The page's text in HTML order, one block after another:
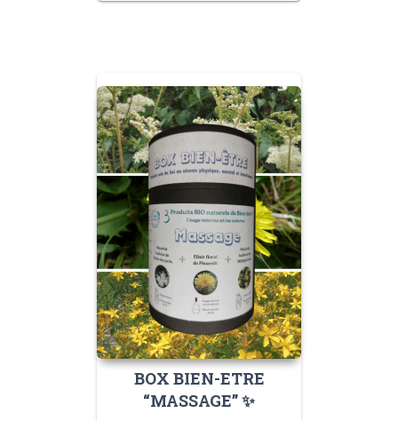
BOX BIEN-ETRE
“MASSAGE” ✨